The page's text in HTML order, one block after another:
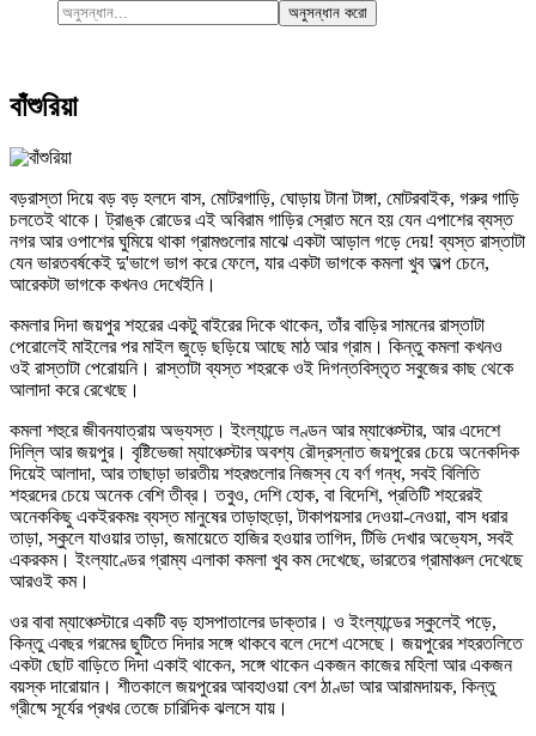
অনুসন্ধান করো
বাঁশুরিয়া
বড়রাস্তা দিয়ে বড় বড় হলদে বাস, মোটরগাড়ি, ঘোড়ায় টানা টাঙ্গা, মোটরবাইক, গরুর গাড়ি
চলতেই থাকে। ট্রাঙ্ক রোডের এই অবিরাম গাড়ির স্রোত মনে হয় যেন এপাশের ব্যস্ত
নগর আর ওপাশের ঘুমিয়ে থাকা গ্রামগুলোর মাঝে একটা আড়াল গড়ে দেয়! ব্যস্ত রাস্তাটা
যেন ভারতবর্ষকেই দু'ভাগে ভাগ করে ফেলে, যার একটা ভাগকে কমলা খুব অল্প চেনে,
আরেকটা ভাগকে কখনও দেখেইনি।
কমলার দিদা জয়পুর শহরের একটু বাইরের দিকে থাকেন, তাঁর বাড়ির সামনের রাস্তাটা
পেরোলেই মাইলের পর মাইল জুড়ে ছড়িয়ে আছে মাঠ আর গ্রাম। কিন্তু কমলা কখনও
ওই রাস্তাটা পেরোয়নি। রাস্তাটা ব্যস্ত শহরকে ওই দিগন্তবিস্তৃত সবুজের কাছ থেকে
আলাদা করে রেখেছে।
কমলা শহুরে জীবনযাত্রায় অভ্যস্ত। ইংল্যান্ডে লণ্ডন আর ম্যাঞ্চেস্টার, আর এদেশে
দিল্লি আর জয়পুর। বৃষ্টিভেজা ম্যাঞ্চেস্টার অবশ্য রৌদ্রস্নাত জয়পুরের চেয়ে অনেকদিক
দিয়েই আলাদা, আর তাছাড়া ভারতীয় শহরগুলোর নিজস্ব যে বর্ণ গন্ধ, সবই বিলিতি
শহরদের চেয়ে অনেক বেশি তীব্র। তবুও, দেশি হোক, বা বিদেশি, প্রতিটি শহরেরই
অনেককিছু একইরকমঃ ব্যস্ত মানুষের তাড়াহুড়ো, টাকাপয়সার দেওয়া-নেওয়া, বাস ধরার
তাড়া, স্কুলে যাওয়ার তাড়া, জমায়েতে হাজির হওয়ার তাগিদ, টিভি দেখার অভ্যেস, সবই
একরকম। ইংল্যাণ্ডের গ্রাম্য এলাকা কমলা খুব কম দেখেছে, ভারতের গ্রামাঞ্চল দেখেছে
আরওই কম।
ওর বাবা ম্যাঞ্চেস্টারে একটি বড় হাসপাতালের ডাক্তার। ও ইংল্যান্ডের স্কুলেই পড়ে,
কিন্তু এবছর গরমের ছুটিতে দিদার সঙ্গে থাকবে বলে দেশে এসেছে। জয়পুরের শহরতলিতে
একটা ছোট বাড়িতে দিদা একাই থাকেন, সঙ্গে থাকেন একজন কাজের মহিলা আর একজন
বয়স্ক দারোয়ান। শীতকালে জয়পুরের আবহাওয়া বেশ ঠাণ্ডা আর আরামদায়ক, কিন্তু
গ্রীষ্মে সূর্যের প্রখর তেজে চারিদিক ঝলসে যায়।